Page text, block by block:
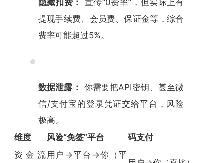
隐藏扣费：
宣传“0费率”，但实际上有
提现手续费、会员费、保证金等，综合
费率可能超过5%。
数据泄露： 你需要把API密钥、甚至微
信/支付宝的登录凭证交给平台，风险
极高。
维度
风险“免签”平台
码支付
资金流用户→平台→你（平